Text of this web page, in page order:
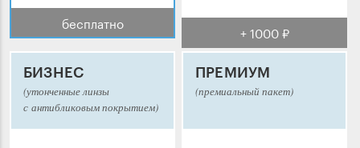
бесплатно + 1000 ₽
БИЗНЕС
(утонченные линзы
с антибликовым покрытием)
ПРЕМИУМ
(премиальный пакет)